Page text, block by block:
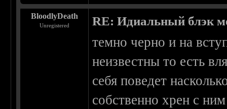
BloodlyDeath
Unregistered RE: Идиальный блэк
темно черно и на
неизвестны то есть
себя поведет
собственно хрен с